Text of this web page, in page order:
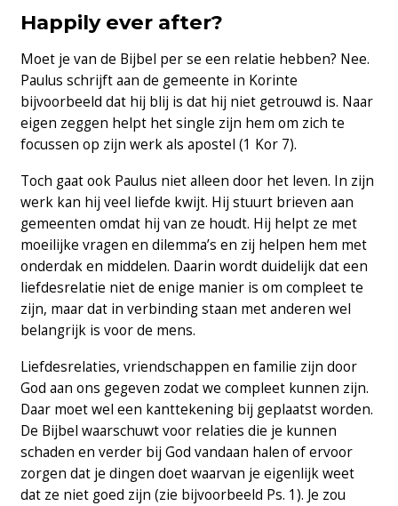
Happily ever after?
Moet je van de Bijbel per se een relatie hebben? Nee.
Paulus schrijft aan de gemeente in Korinte
bijvoorbeeld dat hij blij is dat hij niet getrouwd is. Naar
eigen zeggen helpt het single zijn hem om zich te
focussen op zijn werk als apostel (1 Kor 7).
Toch gaat ook Paulus niet alleen door het leven. In zijn
werk kan hij veel liefde kwijt. Hij stuurt brieven aan
gemeenten omdat hij van ze houdt. Hij helpt ze met
moeilijke vragen en dilemma’s en zij helpen hem met
onderdak en middelen. Daarin wordt duidelijk dat een
liefdesrelatie niet de enige manier is om compleet te
zijn, maar dat in verbinding staan met anderen wel
belangrijk is voor de mens.
Liefdesrelaties, vriendschappen en familie zijn door
God aan ons gegeven zodat we compleet kunnen zijn.
Daar moet wel een kanttekening bij geplaatst worden.
De Bijbel waarschuwt voor relaties die je kunnen
schaden en verder bij God vandaan halen of ervoor
zorgen dat je dingen doet waarvan je eigenlijk weet
dat ze niet goed zijn (zie bijvoorbeeld Ps. 1). Je zou